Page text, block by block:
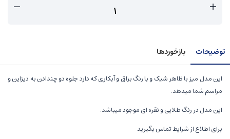
توضیحات بازخوردها
این مدل میز با ظاهر شیک و با رنگ براق و آبکاری که دارد جلوه دو چندادن به دیزاین و
مراسم شما میدهد.
این مدل در رنگ طلایی و نقره ای موجود میباشد.
برای اطلاع از شرایط تماس بگیرید